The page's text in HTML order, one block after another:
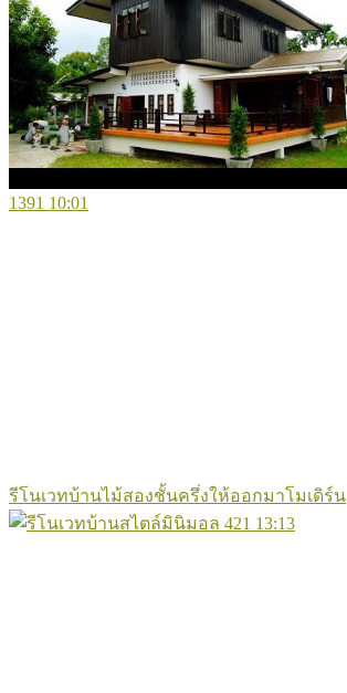
1391 10:01
รีโนเวทบ้านไม้สองชั้นครึ่งให้ออกมาโมเดิร์น
421 13:13